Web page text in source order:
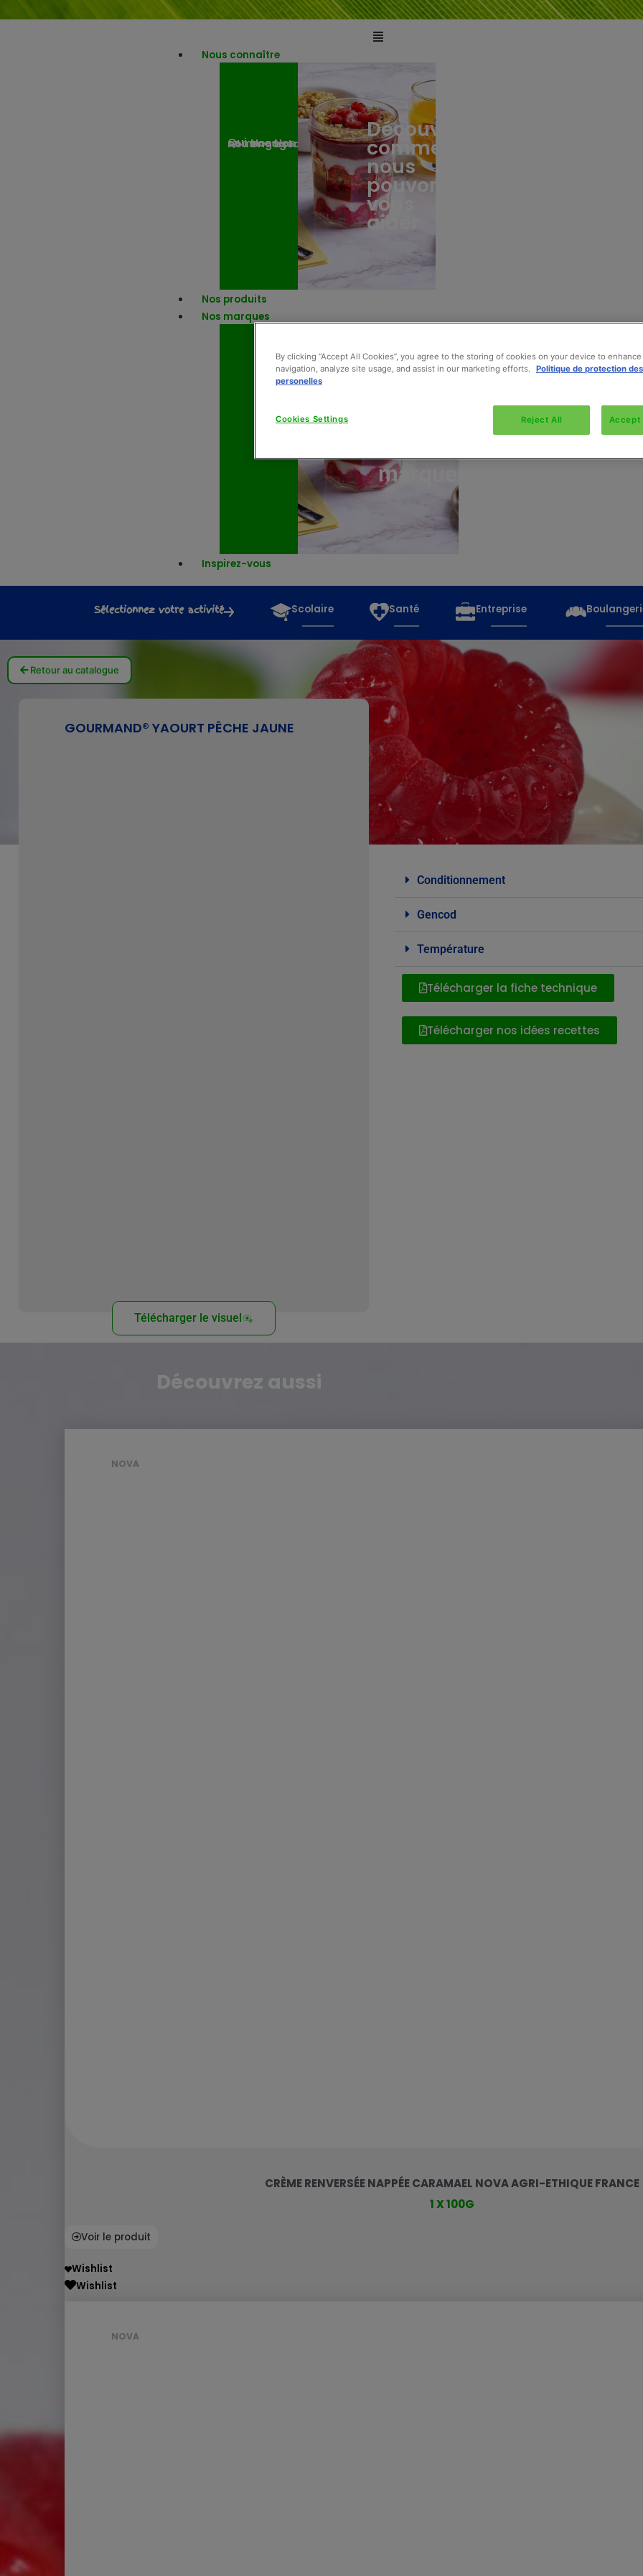
Nous connaître
Qui sommes-nous ? Nos engagements
Nos actualités
Découvrez
comment
nous
pouvons
vous
aider
Nos produits
Nos marques
les
marques
Inspirez-vous
Sélectionnez votre activité Scolaire Santé Entreprise
Retour au catalogue
GOURMAND® YAOURT PÊCHE JAUNE
Télécharger le visuel
Conditionnement
Gencod
Température
Télécharger la fiche technique
Télécharger nos idées recettes
Découvrez aussi
NOVA
CRÈME RENVERSÉE NAPPÉE CARAMAEL NOVA AGRI-ETHIQUE FRANCE
1 X 100G
Voir le produit
Wishlist
Wishlist
NOVA
By clicking “Accept All Cookies”, you agree to the storing of cookies on your device to
navigation, analyze site usage, and assist in our marketing efforts. Politique de protection
personelles
Reject All Accept
Cookies Settings